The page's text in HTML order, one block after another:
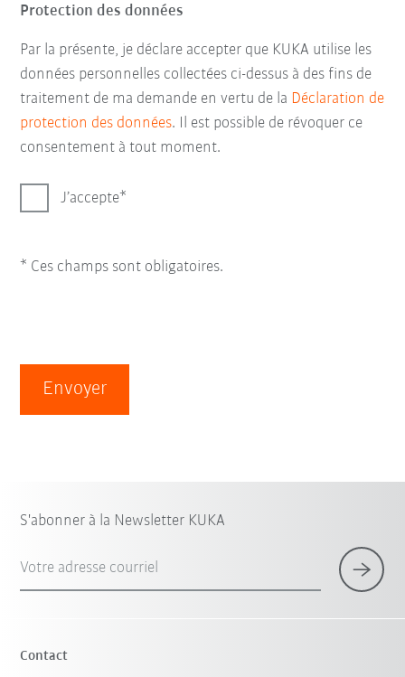
Protection des données
Par la présente, je déclare accepter que KUKA utilise les
données personnelles collectées ci-dessus à des fins de
traitement de ma demande en vertu de la Déclaration de
protection des données. Il est possible de révoquer ce
consentement à tout moment.
J’accepte
* Ces champs sont obligatoires.
Envoyer
S'abonner à la Newsletter KUKA
Votre adresse courriel
Contact